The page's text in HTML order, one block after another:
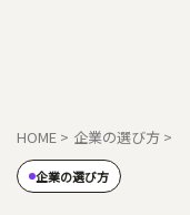
HOME > 企業の選び方 >
企業の選び方